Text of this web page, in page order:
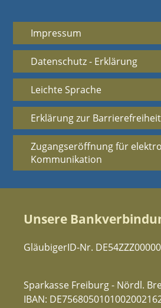
Impressum
Datenschutz - Erklärung
Leichte Sprache
Erklärung zur Barrierefreiheit
Zugangseröffnung für
Kommunikation
Unsere
GläubigerID-Nr.
Sparkasse Freiburg - Nördl.
IBAN: